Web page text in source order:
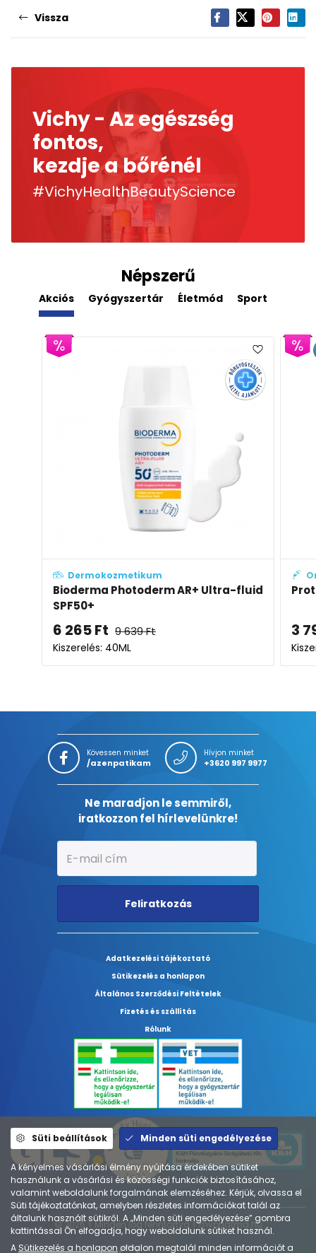
Vissza
Vichy - Az egészség
fontos,
kezdje a bőrénél
#VichyHealthBeautyScience
Népszerű
Akciós Gyógyszertár Életmód Sport
Dermokozmetikum
Bioderma Photoderm AR+ Ultra-fluid
SPF50+
6 265Ft 9 639Ft
Kiszerelés: 40ML
3
Kövessen minket
/azenpatikam
Hívjon minket
+3620 997 9977
Ne maradjon le semmiről,
iratkozzon fel hírlevelünkre!
Feliratkozás
Adatkezelési tájékoztató
Sütikezelés a honlapon
Általános Szerződési Feltételek
Fizetés és szállítás
Rólunk
© 2026 ⚕︎ Minden jog fenntartva ⚕︎ mypharma.hu
Süti beállítások Minden süti engedélyezése
A kényelmes vásárlási élmény nyújtása érdekében sütiket
használunk a vásárlási és közösségi funkciók biztosításához,
valamint weboldalunk forgalmának elemzéséhez. Kérjük, olvassa el
Süti tájékoztatónkat, amelyben részletes információkat talál az
általunk használt sütikről. A „Minden süti engedélyezése” gombra
kattintással Ön elfogadja, hogy weboldalunk sütiket használ.
A Sütikezelés a honlapon oldalon megtalál minden információt a